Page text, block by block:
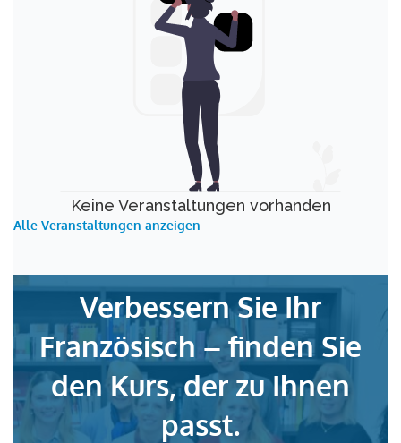
Keine Veranstaltungen vorhanden
Alle Veranstaltungen anzeigen
Verbessern Sie Ihr
Französisch – finden Sie
den Kurs, der zu Ihnen
passt.